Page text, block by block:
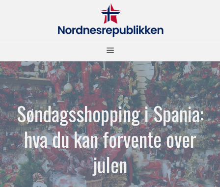
Meny
Søndagsshopping i Spania:
hva du kan forvente over
julen